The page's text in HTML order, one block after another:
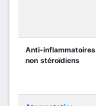
Anti-inflammatoires
non stéroïdiens